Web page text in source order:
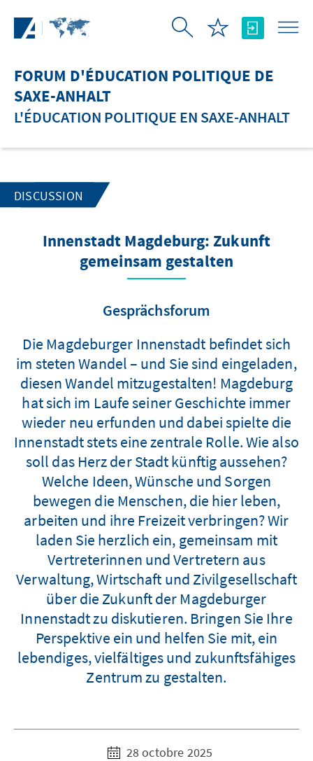
FORUM D'ÉDUCATION POLITIQUE DE
SAXE-ANHALT
L'ÉDUCATION POLITIQUE EN SAXE-ANHALT
DISCUSSION
Innenstadt Magdeburg: Zukunft
gemeinsam gestalten
Gesprächsforum
Die Magdeburger Innenstadt befindet sich
im steten Wandel – und Sie sind eingeladen,
diesen Wandel mitzugestalten! Magdeburg
hat sich im Laufe seiner Geschichte immer
wieder neu erfunden und dabei spielte die
Innenstadt stets eine zentrale Rolle. Wie also
soll das Herz der Stadt künftig aussehen?
Welche Ideen, Wünsche und Sorgen
bewegen die Menschen, die hier leben,
arbeiten und ihre Freizeit verbringen? Wir
laden Sie herzlich ein, gemeinsam mit
Vertreterinnen und Vertretern aus
Verwaltung, Wirtschaft und Zivilgesellschaft
über die Zukunft der Magdeburger
Innenstadt zu diskutieren. Bringen Sie Ihre
Perspektive ein und helfen Sie mit, ein
lebendiges, vielfältiges und zukunftsfähiges
Zentrum zu gestalten.
28 octobre 2025